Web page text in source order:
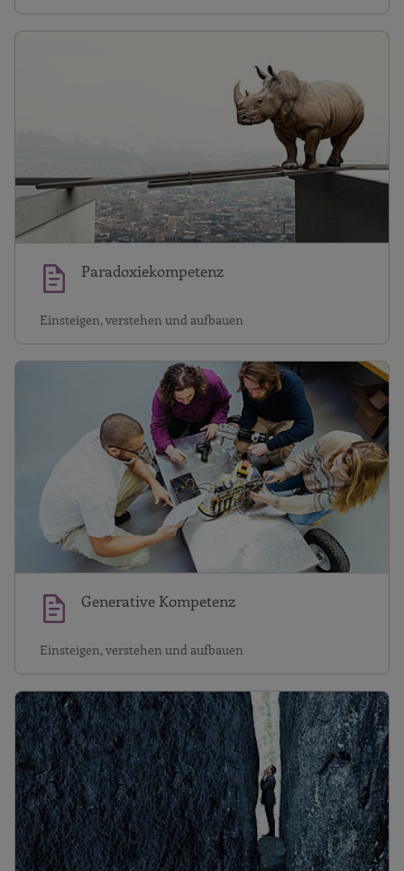
Paradoxiekompetenz
Einsteigen, verstehen und aufbauen
Generative Kompetenz
Einsteigen, verstehen und aufbauen